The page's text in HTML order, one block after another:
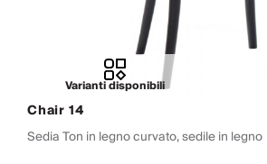
Varianti disponibili
Chair 14
Sedia Ton in legno curvato, sedile in legno